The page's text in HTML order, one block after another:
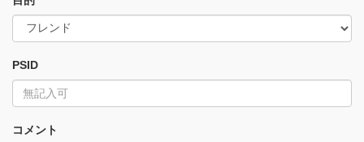
PSID
コメント